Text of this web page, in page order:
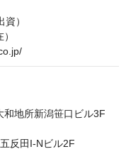
地所新潟笹口ビル3F
田I-Nビル2F